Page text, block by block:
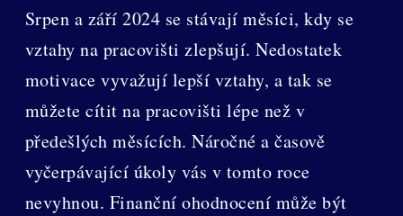
Srpen a září 2024 se stávají měsíci, kdy se
vztahy na pracovišti zlepšují. Nedostatek
motivace vyvažují lepší vztahy, a tak se
můžete cítit na pracovišti lépe než v
předešlých měsících. Náročné a časově
vyčerpávající úkoly vás v tomto roce
nevyhnou. Finanční ohodnocení může být